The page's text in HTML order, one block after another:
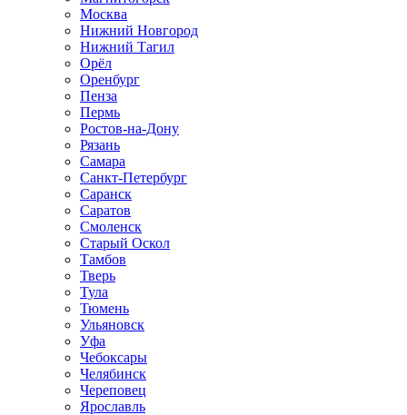
Москва
Нижний Новгород
Нижний Тагил
Орёл
Оренбург
Пенза
Пермь
Ростов‑на‑Дону
Рязань
Самара
Санкт‑Петербург
Саранск
Саратов
Смоленск
Старый Оскол
Тамбов
Тверь
Тула
Тюмень
Ульяновск
Уфа
Чебоксары
Челябинск
Череповец
Ярославль